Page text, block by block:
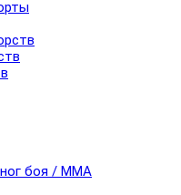
боя / ММА